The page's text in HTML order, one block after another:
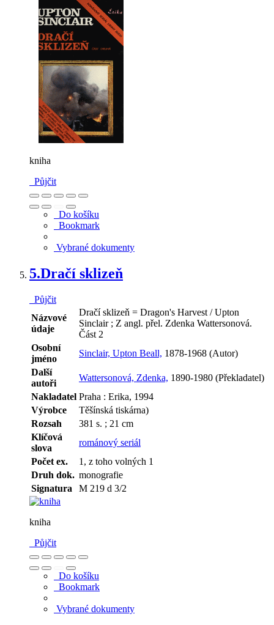
kniha
Půjčit
Do košíku
Bookmark
Vybrané dokumenty
5.Dračí sklizeň
Půjčit
Názvové
údaje
Dračí sklizeň = Dragon's Harvest / Upton
Sinclair ; Z angl. přel. Zdenka Wattersonová.
Část 2
Osobní
jméno
Sinclair, Upton Beall, 1878-1968 (Autor)
Další
autoři
Wattersonová, Zdenka, 1890-1980 (Překladatel)
Nakladatel Praha : Erika, 1994
Výrobce
Těšínská tiskárna)
Rozsah
381 s. ; 21 cm
Klíčová
slova
románový seriál
Počet ex.
1, z toho volných 1
Druh dok. monografie
Signatura
M 219 d 3/2
kniha
Půjčit
Do košíku
Bookmark
Vybrané dokumenty